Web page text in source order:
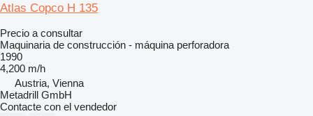
Atlas Copco H 135
Precio a consultar
Maquinaria de construcción - máquina perforadora
1990
4,200 m/h
Austria, Vienna
Metadrill GmbH
Contacte con el vendedor